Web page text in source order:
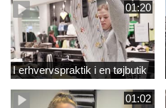
01:20
I erhvervspraktik i en tøjbutik
01:02